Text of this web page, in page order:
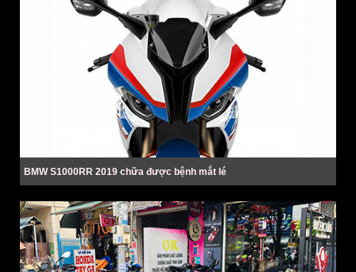
BMW S1000RR 2019 chữa được bệnh mắt lé